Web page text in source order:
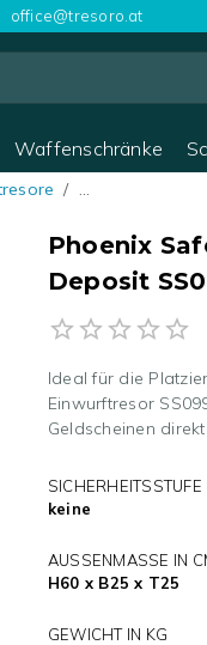
office@tresoro.at
Waffenschränke
/ …
Phoenix
Deposit
Ideal für die
Einwurftresor
Geldscheinen
SICHERHEITSSTUFE
keine
AUSSENMASSE IN CM
H60 x B25 x T25
GEWICHT IN KG